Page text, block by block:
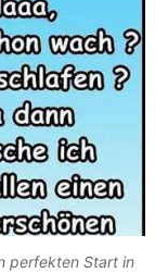
perfekten Start in